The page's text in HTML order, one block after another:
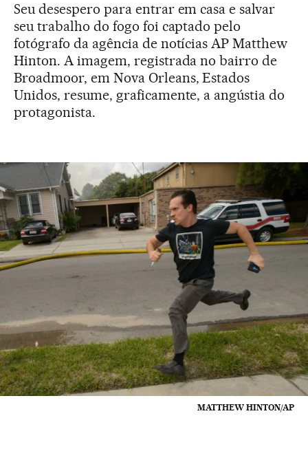
Seu desespero para entrar em casa e salvar
seu trabalho do fogo foi captado pelo
fotógrafo da agência de notícias AP Matthew
Hinton. A imagem, registrada no bairro de
Broadmoor, em Nova Orleans, Estados
Unidos, resume, graficamente, a angústia do
protagonista.
MATTHEW HINTON/AP